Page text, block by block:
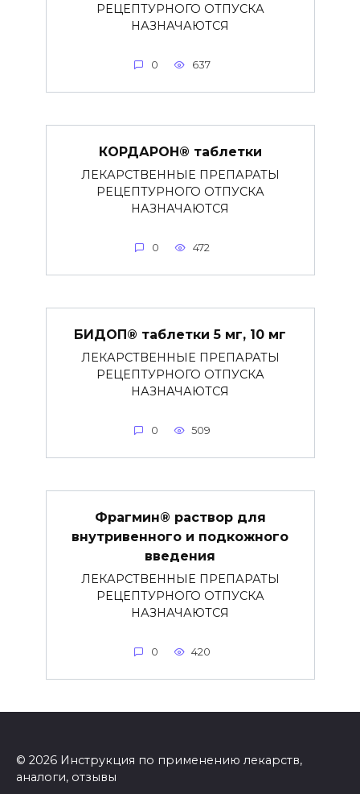
РЕЦЕПТУРНОГО ОТПУСКА
НАЗНАЧАЮТСЯ
0 637
КОРДАРОН® таблетки
ЛЕКАРСТВЕННЫЕ ПРЕПАРАТЫ
РЕЦЕПТУРНОГО ОТПУСКА
НАЗНАЧАЮТСЯ
0 472
БИДОП® таблетки 5 мг, 10 мг
ЛЕКАРСТВЕННЫЕ ПРЕПАРАТЫ
РЕЦЕПТУРНОГО ОТПУСКА
НАЗНАЧАЮТСЯ
0 509
Фрагмин® раствор для
внутривенного и подкожного
введения
ЛЕКАРСТВЕННЫЕ ПРЕПАРАТЫ
РЕЦЕПТУРНОГО ОТПУСКА
НАЗНАЧАЮТСЯ
0 420
© 2026 Инструкция по применению лекарств,
аналоги, отзывы